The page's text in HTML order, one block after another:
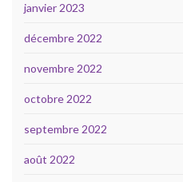
janvier 2023
décembre 2022
novembre 2022
octobre 2022
septembre 2022
août 2022